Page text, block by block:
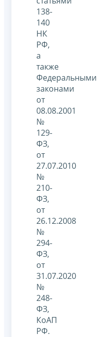
138-
140
НК
РФ,
а
также
Федеральными
законами
от
08.08.2001
№
129-
ФЗ,
от
27.07.2010
№
210-
ФЗ,
от
26.12.2008
№
294-
ФЗ,
от
31.07.2020
№
248-
ФЗ,
КоАП
РФ.